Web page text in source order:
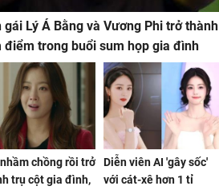
gái Lý Á Bằng và Vương Phi trở thành
điểm trong buổi sum họp gia đình
chồng rồi trở
trụ cột gia đình,
Diễn viên AI 'gây sốc'
với cát-xê hơn 1 tỉ